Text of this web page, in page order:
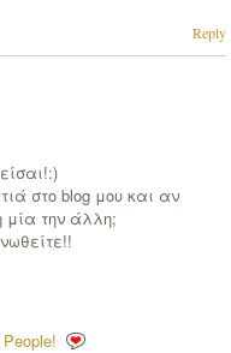
Reply
στο blog μου και αν
μία την άλλη;